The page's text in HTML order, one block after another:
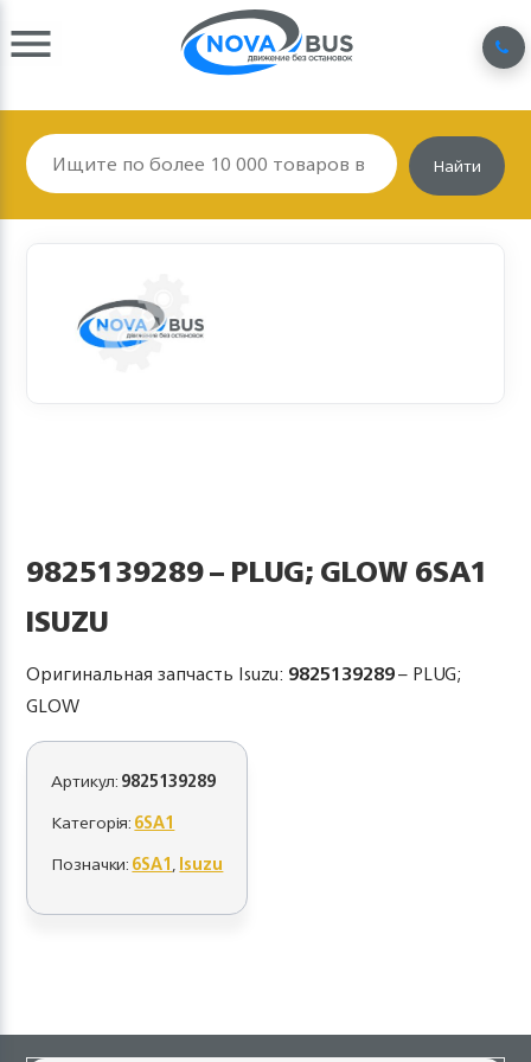
Найти
9825139289 – PLUG; GLOW 6SA1
ISUZU
Оригинальная запчасть Isuzu: 9825139289– PLUG;
GLOW
Артикул:9825139289
Категорія:6SA1
Позначки:6SA1,Isuzu